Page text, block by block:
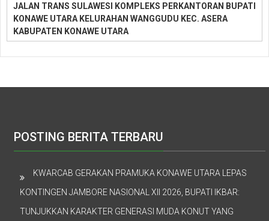
JALAN TRANS SULAWESI KOMPLEKS PERKANTORAN BUPATI
KONAWE UTARA KELURAHAN WANGGUDU KEC. ASERA
KABUPATEN KONAWE UTARA
POSTING BERITA TERBARU
KWARCAB GERAKAN PRAMUKA KONAWE UTARA LEPAS
KONTINGEN JAMBORE NASIONAL XII 2026, BUPATI IKBAR:
TUNJUKKAN KARAKTER GENERASI MUDA KONUT YANG